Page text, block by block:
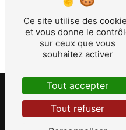
durée de prescription légale
contentieux. Vous avez le droit
d'opposition au démarchage
adresse: Bloctel.gouv.fr .
d’informations sur vos droits.
- 2026 -
Ce site utilise des
et vous donne le
sur ceux que vous
souhaitez activer
Tout accepter
Tout refuser